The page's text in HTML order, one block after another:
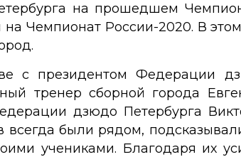
на прошедшем
Чемпионат России-2020. В этом
с президентом Федерации
тренер сборной города
дзюдо Петербурга
были рядом,
учениками. Благодаря их